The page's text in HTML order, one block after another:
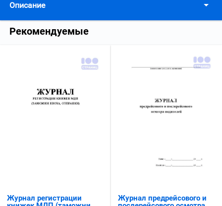
Описание
Рекомендуемые
Журнал регистрации
Журнал предрейсового и